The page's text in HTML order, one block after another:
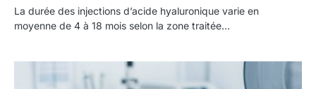
La durée des injections d’acide hyaluronique varie en
moyenne de 4 à 18 mois selon la zone traitée…